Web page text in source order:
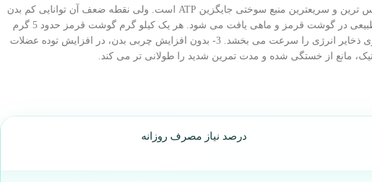
در بدن انسان از ترکیب کراتین و فسفات تولید شده و همراه با آدرنالین تری فسفات (ATP) در بافت عضله ذخیره می شود. در واقع CP در دسترس ترین و سریعترین منبع سوختی جایگزین ATP است. ولی نقطه ضعف آن توانایی کم بدن
در ذخیره این ماده می باشد. کراتین در بدن از سوختن پروتئینها و اسیدهای آمینه ی آرژی نین، گلیسین و متیونین بدست می آید. این ماده بطور طبیعی در گوشت قرمز و ماهی یافت می شود. هر یک کیلو گرم گوشت قرمز حدود 5 گرم
کراتین دارد. از عمده اثرات کراتین می توان به موارد ذیل اشاره کرد: 1- افزایش قدرت عضله 2- در فواصل بین تمرینات سنگین ورزشی بازسازی ذخایر انرژی را سرعت می بخشد. 3- بدون افزایش چربی بدن، در افزایش توده عضلات
درصد نیاز مصرف روزانه